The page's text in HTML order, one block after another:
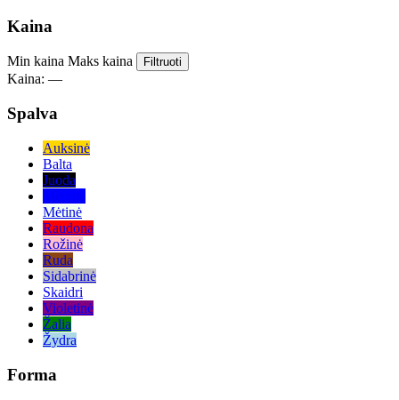
Kaina
Min kaina Maks kaina Filtruoti
Kaina: —
Spalva
Auksinė
Balta
Juoda
Mėtinė
Raudona
Rožinė
Ruda
Sidabrinė
Skaidri
Violetinė
Žalia
Žydra
Forma